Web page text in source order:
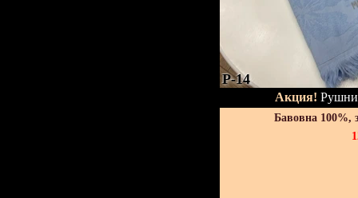
P-14
Акция!
Бавовна 100%,